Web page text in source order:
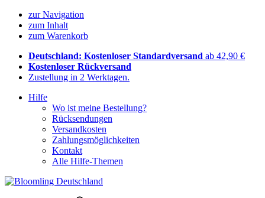
zur Navigation
zum Inhalt
zum Warenkorb
Deutschland: Kostenloser Standardversand ab 42,90 €
Kostenloser Rückversand
Zustellung in 2 Werktagen.
Hilfe
Wo ist meine Bestellung?
Rücksendungen
Versandkosten
Zahlungsmöglichkeiten
Kontakt
Alle Hilfe-Themen